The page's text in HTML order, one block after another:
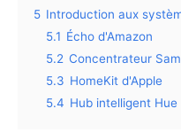
5 Introduction aux
5.1 Écho d'Amazon
5.2 Concentrateur
5.3 HomeKit d'Apple
5.4 Hub intelligent Hue